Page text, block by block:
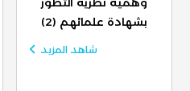
بشهادة علمائهم (2)
شاهد المزيد